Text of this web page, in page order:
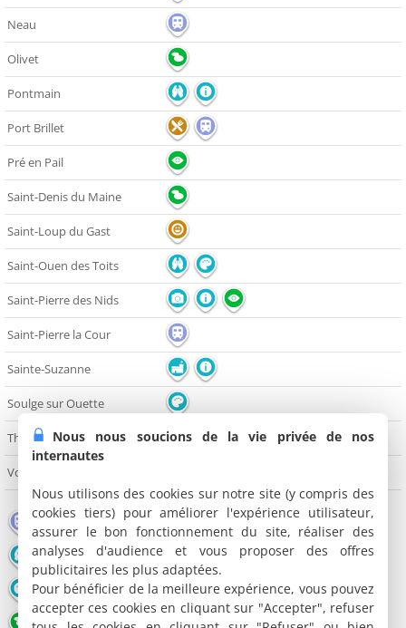
Neau
Olivet
Pontmain
Port Brillet
Pré en Pail
Saint-Denis du Maine
Saint-Loup du Gast
Saint-Ouen des Toits
Saint-Pierre des Nids
Saint-Pierre la Cour
Sainte-Suzanne
Soulge sur Ouette
Thorigné en Charnie
Voutré
Gare Aéroport Lieu touristique
Edifice religieux Château Office de tourisme
Musée Grotte Point de vue
Lac / Plan d'eau Restaurant Salle de spectacles
Nous nous soucions de la vie privée de nos
internautes
Nous utilisons des cookies sur notre site (y compris des
cookies tiers) pour améliorer l'expérience utilisateur,
assurer le bon fonctionnement du site, réaliser des
analyses d'audience et vous proposer des offres
publicitaires les plus adaptées.
Pour bénéficier de la meilleure expérience, vous pouvez
accepter ces cookies en cliquant sur "Accepter", refuser